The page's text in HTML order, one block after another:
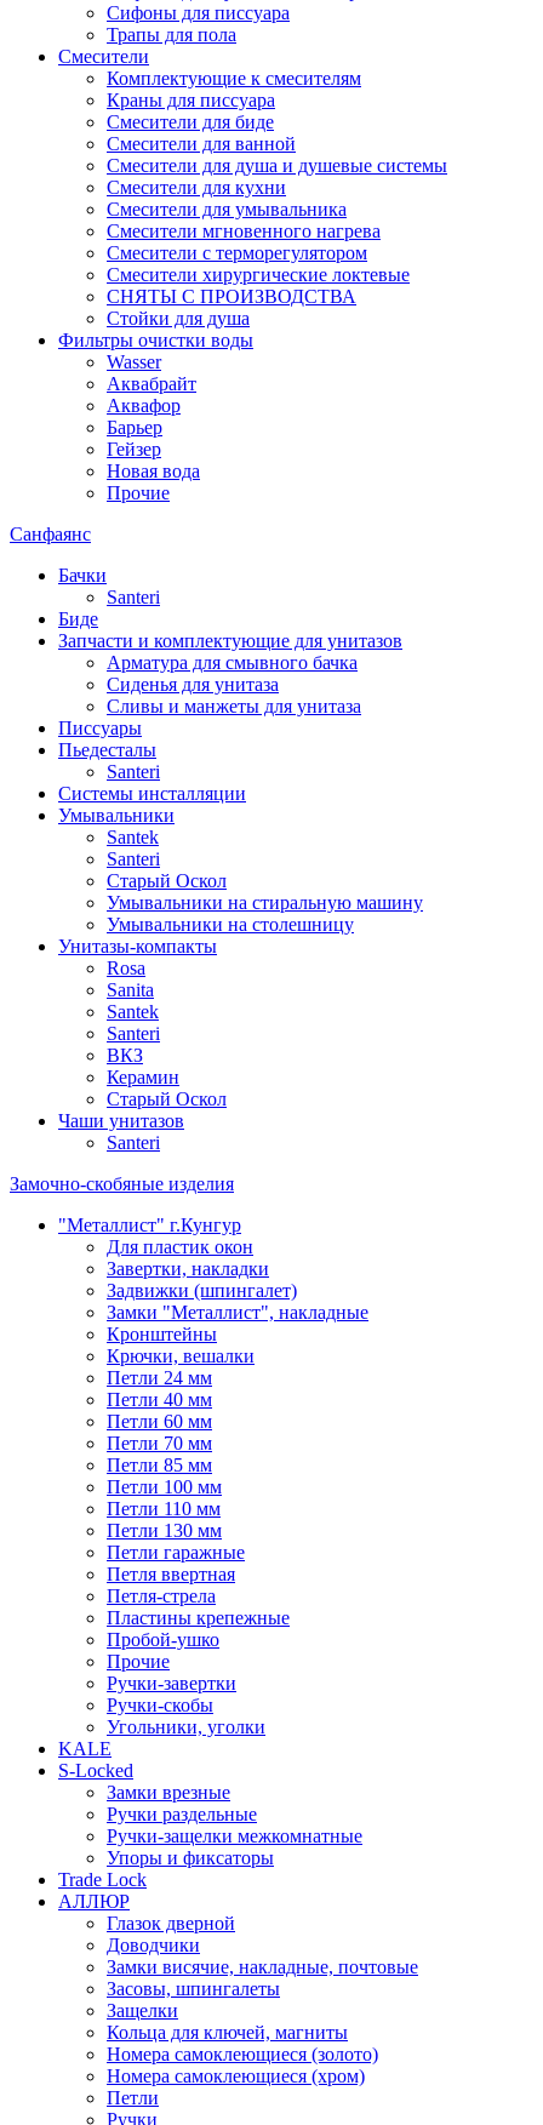
Сифоны для писсуара
Трапы для пола
Смесители
Комплектующие к смесителям
Краны для писсуара
Смесители для биде
Смесители для ванной
Смесители для душа и душевые системы
Смесители для кухни
Смесители для умывальника
Смесители мгновенного нагрева
Смесители с терморегулятором
Смесители хирургические локтевые
СНЯТЫ С ПРОИЗВОДСТВА
Стойки для душа
Фильтры очистки воды
Wasser
Аквабрайт
Аквафор
Барьер
Гейзер
Новая вода
Прочие
Санфаянс
Бачки
Santeri
Биде
Запчасти и комплектующие для унитазов
Арматура для смывного бачка
Сиденья для унитаза
Сливы и манжеты для унитаза
Писсуары
Пьедесталы
Santeri
Системы инсталляции
Умывальники
Santek
Santeri
Старый Оскол
Умывальники на стиральную машину
Умывальники на столешницу
Унитазы-компакты
Rosa
Sanita
Santek
Santeri
ВКЗ
Керамин
Старый Оскол
Чаши унитазов
Santeri
Замочно-скобяные изделия
"Металлист" г.Кунгур
Для пластик окон
Завертки, накладки
Задвижки (шпингалет)
Замки "Металлист", накладные
Кронштейны
Крючки, вешалки
Петли 24 мм
Петли 40 мм
Петли 60 мм
Петли 70 мм
Петли 85 мм
Петли 100 мм
Петли 110 мм
Петли 130 мм
Петли гаражные
Петля ввертная
Петля-стрела
Пластины крепежные
Пробой-ушко
Прочие
Ручки-завертки
Ручки-скобы
Угольники, уголки
KALE
S-Locked
Замки врезные
Ручки раздельные
Ручки-защелки межкомнатные
Упоры и фиксаторы
Trade Lock
АЛЛЮР
Глазок дверной
Доводчики
Замки висячие, накладные, почтовые
Засовы, шпингалеты
Защелки
Кольца для ключей, магниты
Номера самоклеющиеся (золото)
Номера самоклеющиеся (хром)
Петли
Ручки